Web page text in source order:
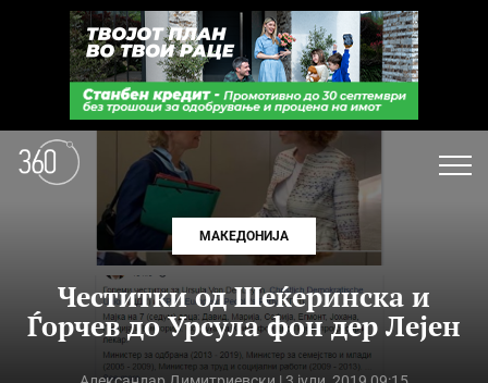
МАКЕДОНИЈА
Честитки од Шеќеринска и
Ѓорчев до Урсула фон дер Лејен